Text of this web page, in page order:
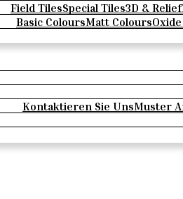
Field TilesSpecial Tiles3D & Relief
Basic ColoursMatt Colours
Kontaktieren Sie UnsMuster